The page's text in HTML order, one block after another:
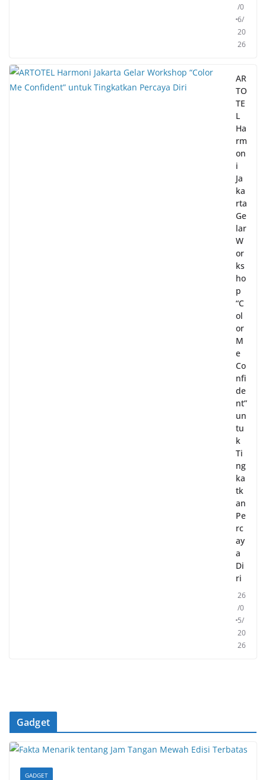
/0
6/
20
26
AR
TO
TE
L
Ha
rm
on
i
Ja
ka
rta
Ge
lar
W
or
ks
ho
p
“C
ol
or
M
e
Co
nfi
de
nt”
un
tu
k
Ti
ng
ka
tk
an
Pe
rc
ay
a
Di
ri
26
/0
5/
20
26
Gadget
GADGET